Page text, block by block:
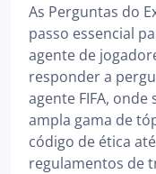
As Perguntas do
passo essencial
agente de
responder a
agente FIFA,
ampla gama de
código de ética
regulamentos de